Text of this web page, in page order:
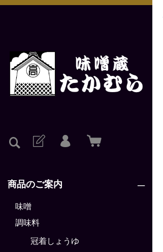
商品のご案内
味噌
調味料
冠着しょうゆ